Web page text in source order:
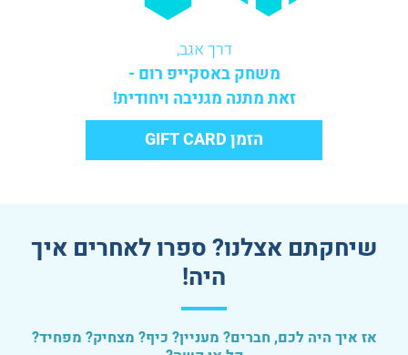
דרך אגב,
משחק באסקייפ רום -
זאת מתנה מגניבה ויחודית!
הזמן GIFT CARD
שיחקתם אצלנו? ספרו לאחרים איך
היה!
אז איך היה לכם, חברים? מעניין? כיף? מצחיק? מפחיד?